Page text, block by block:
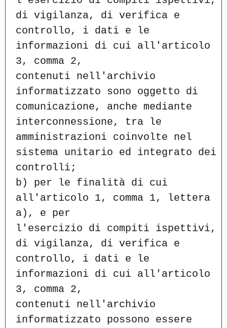
di vigilanza, di verifica e
controllo, i dati e le
informazioni di cui all'articolo
3, comma 2,
contenuti nell'archivio
informatizzato sono oggetto di
comunicazione, anche mediante
interconnessione, tra le
amministrazioni coinvolte nel
sistema unitario ed integrato dei
controlli;
b) per le finalità di cui
all'articolo 1, comma 1, lettera
a), e per
l'esercizio di compiti ispettivi,
di vigilanza, di verifica e
controllo, i dati e le
informazioni di cui all'articolo
3, comma 2,
contenuti nell'archivio
informatizzato possono essere